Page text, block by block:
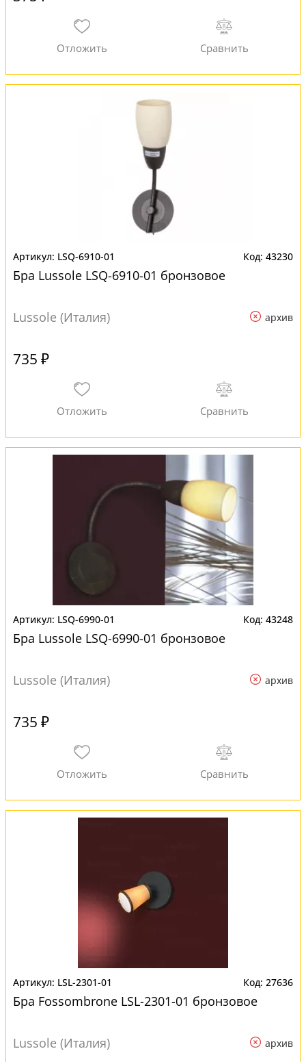
LSQ-6910-01 43230
Бра Lussole LSQ-6910-01 бронзовое
Lussole (Италия) архив
735 ₽
LSQ-6990-01 43248
Бра Lussole LSQ-6990-01 бронзовое
Lussole (Италия) архив
735 ₽
LSL-2301-01 27636
Бра Fossombrone LSL-2301-01 бронзовое
Lussole (Италия) архив